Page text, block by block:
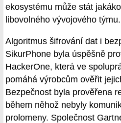
ekosystému může stát
libovolného vývojového týmu.
Algoritmus šifrování dat i
SikurPhone byla úspěšně
HackerOne, která ve
pomáhá výrobcům ověřit
Bezpečnost byla prověřena
během něhož nebyly
prolomeny. Společnost